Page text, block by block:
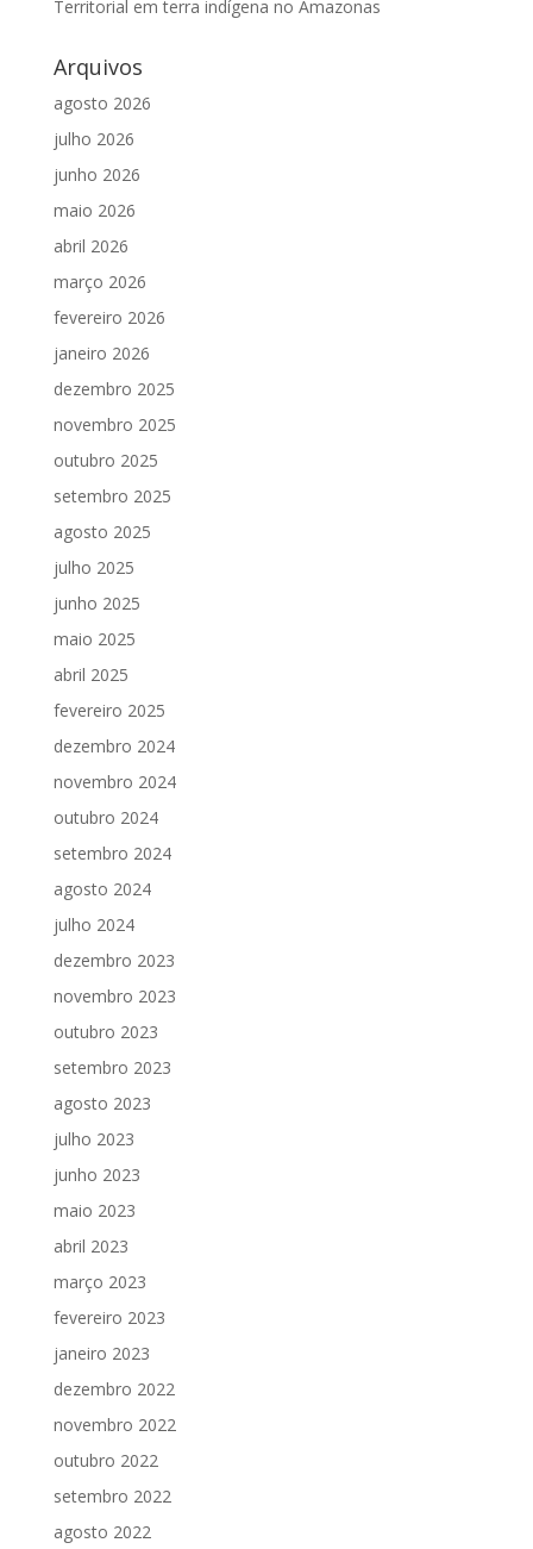
Territorial em terra indígena no Amazonas
Arquivos
agosto 2026
julho 2026
junho 2026
maio 2026
abril 2026
março 2026
fevereiro 2026
janeiro 2026
dezembro 2025
novembro 2025
outubro 2025
setembro 2025
agosto 2025
julho 2025
junho 2025
maio 2025
abril 2025
fevereiro 2025
dezembro 2024
novembro 2024
outubro 2024
setembro 2024
agosto 2024
julho 2024
dezembro 2023
novembro 2023
outubro 2023
setembro 2023
agosto 2023
julho 2023
junho 2023
maio 2023
abril 2023
março 2023
fevereiro 2023
janeiro 2023
dezembro 2022
novembro 2022
outubro 2022
setembro 2022
agosto 2022